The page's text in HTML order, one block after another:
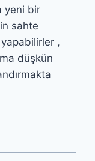
yeni bir
sahte
,
düşkün